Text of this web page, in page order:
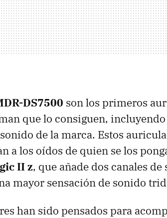
DS7500 son los primeros
que lo consiguen,
de la marca. Estos
a los oídos de quien se los
II z, que añade dos canales
mayor sensación de sonido
han sido pensados para